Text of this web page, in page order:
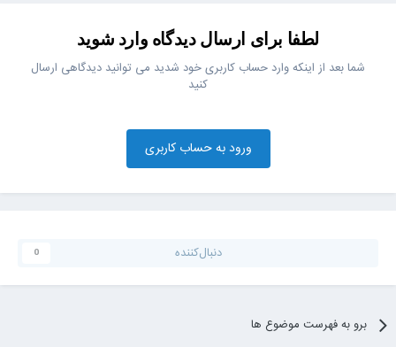
لطفا برای ارسال دیدگاه وارد شوید
شما بعد از اینکه وارد حساب کاربری خود شدید می توانید دیدگاهی ارسال
کنید
ورود به حساب کاربری
دنبال‌کننده 0
برو به فهرست موضوع ها